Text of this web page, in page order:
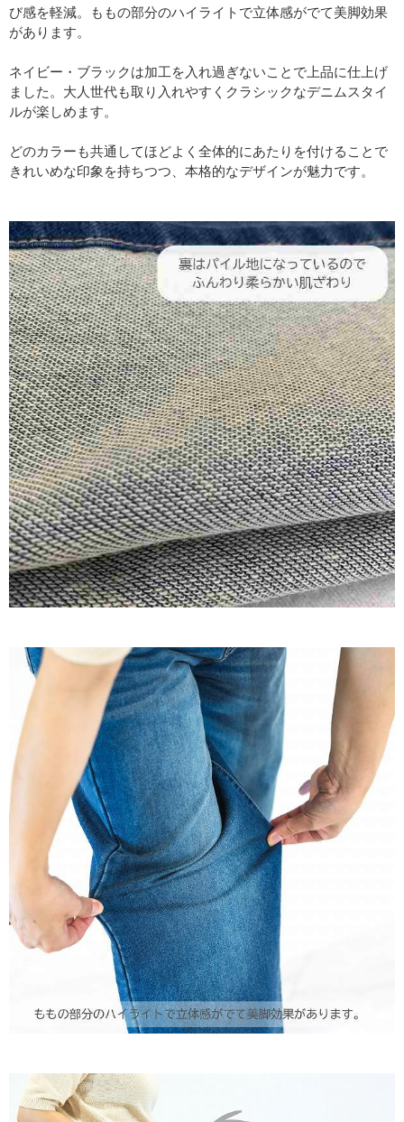
び感を軽減。ももの部分のハイライトで立体感がでて美脚効果
があります。
ネイビー・ブラックは加工を入れ過ぎないことで上品に仕上げ
ました。大人世代も取り入れやすくクラシックなデニムスタイ
ルが楽しめます。
どのカラーも共通してほどよく全体的にあたりを付けることで
きれいめな印象を持ちつつ、本格的なデザインが魅力です。